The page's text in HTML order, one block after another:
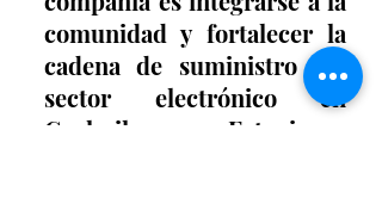
comunidad y fortalecer la
cadena de suministro del
sector electrónico en
Coahuila. Estuvieron